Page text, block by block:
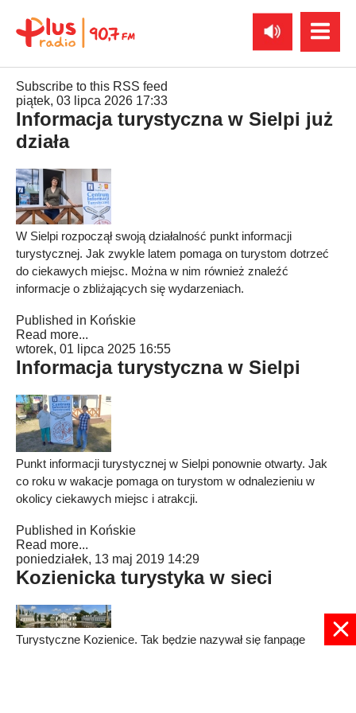
Subscribe to this RSS feed
piątek, 03 lipca 2026 17:33
Informacja turystyczna w Sielpi już
działa
W Sielpi rozpoczął swoją działalność punkt informacji
turystycznej. Jak zwykle latem pomaga on turystom dotrzeć
do ciekawych miejsc. Można w nim również znaleźć
informacje o zbliżających się wydarzeniach.
Published in Końskie
Read more...
wtorek, 01 lipca 2025 16:55
Informacja turystyczna w Sielpi
Punkt informacji turystycznej w Sielpi ponownie otwarty. Jak
co roku w wakacje pomaga on turystom w odnalezieniu w
okolicy ciekawych miejsc i atrakcji.
Published in Końskie
Read more...
poniedziałek, 13 maj 2019 14:29
Kozienicka turystyka w sieci
Turystyczne Kozienice. Tak będzie nazywał się fanpage